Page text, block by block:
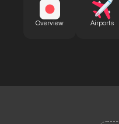
Overview Airports